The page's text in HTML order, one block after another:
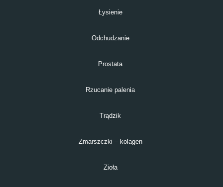
Łysienie
Odchudzanie
Prostata
Rzucanie palenia
Trądzik
Zmarszczki – kolagen
Zioła